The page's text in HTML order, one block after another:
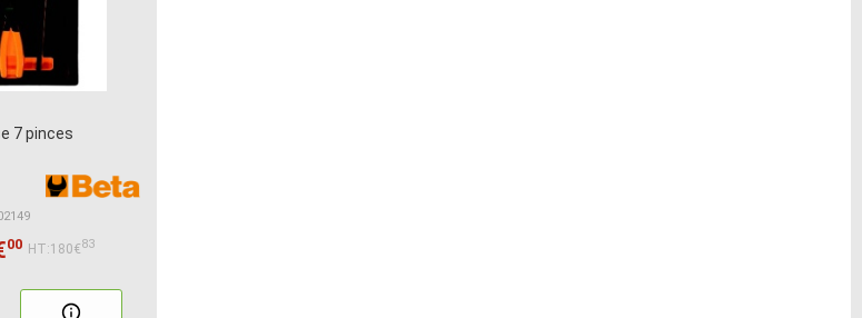
7 pinces
00 HT:180€83